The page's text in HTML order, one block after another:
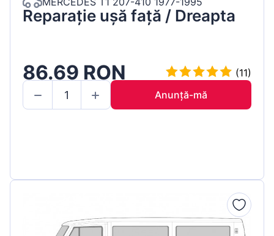
Reparație ușă față / Dreapta
86.69 RON
(11)
Anunță-mă